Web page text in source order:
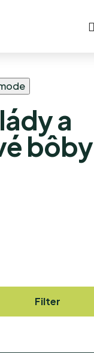
a
bôby
Filter